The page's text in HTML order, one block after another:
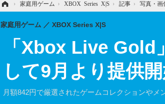
› 家庭用ゲーム › XBOX Series X|S › 記事 › 写真・画
「Xbox Live
して9月より提供
月額842円で厳選されたゲームコレクションやメ
家庭用ゲーム XBOX Series X|S